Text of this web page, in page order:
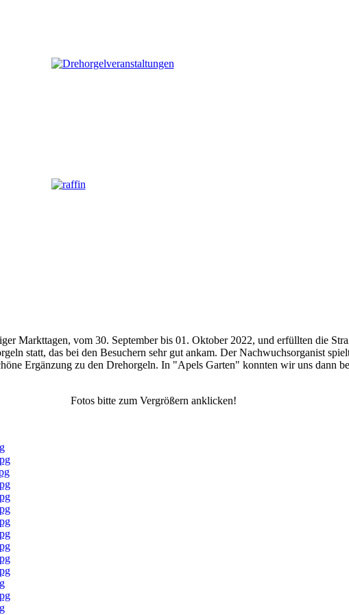
Markttagen, vom 30. September bis 01. Oktober 2022, und erfüllten die
statt, das bei den Besuchern sehr gut ankam. Der Nachwuchsorganist
Ergänzung zu den Drehorgeln. In "Apels Garten" konnten wir uns dann
Fotos bitte zum Vergrößern anklicken!